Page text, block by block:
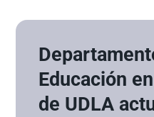
Educación
de UDLA